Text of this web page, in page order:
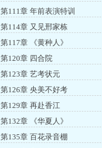
第111章 年前表演特训
第114章 又见邢家栋
第117章 《黄种人》
第120章 四合院
第123章 艺考状元
第126章 央美不好考
第129章 再赴香江
第132章 《华夏人》
第135章 百花录音棚